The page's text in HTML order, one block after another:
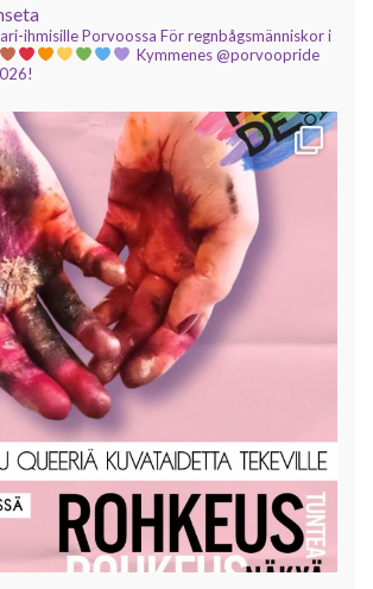
ihmisille Porvoossa För regnbågsmänniskor i
Kymmenes @porvoopride